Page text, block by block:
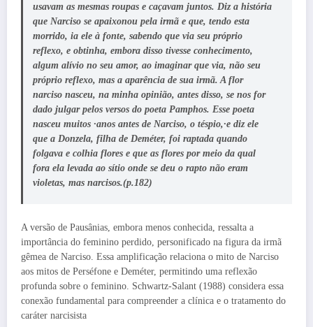
usavam as mesmas roupas e caçavam juntos. Diz a história
que Narciso se apaixonou pela irmã e que, tendo esta
morrido, ia ele à fonte, sabendo que via seu próprio
reflexo, e obtinha, embora disso tivesse conhecimento,
algum alívio no seu amor, ao imaginar que via, não seu
próprio reflexo, mas a aparência de sua irmã. A flor
narciso nasceu, na minha opinião, antes disso, se nos for
dado julgar pelos versos do poeta Pamphos. Esse poeta
nasceu muitos ·anos antes de Narciso, o téspio,·e diz ele
que a Donzela, filha de Deméter, foi raptada quando
folgava e colhia flores e que as flores por meio da qual
fora ela levada ao sítio onde se deu o rapto não eram
violetas, mas narcisos.(p.182)
A versão de Pausânias, embora menos conhecida, ressalta a
importância do feminino perdido, personificado na figura da irmã
gêmea de Narciso. Essa amplificação relaciona o mito de Narciso
aos mitos de Perséfone e Deméter, permitindo uma reflexão
profunda sobre o feminino. Schwartz-Salant (1988) considera essa
conexão fundamental para compreender a clínica e o tratamento do
caráter narcisista